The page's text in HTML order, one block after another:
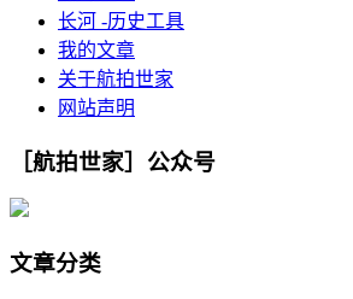
长河 -历史工具
我的文章
关于航拍世家
网站声明
［航拍世家］公众号
文章分类